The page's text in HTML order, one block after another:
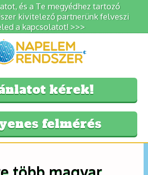
és a Te megyédhez tartozó
kivitelező partnerünk felveszi
a kapcsolatot! >>>
kérek!
felmérés